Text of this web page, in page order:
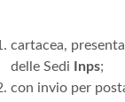
cartacea,
delle Sedi
Inps;
con invio per